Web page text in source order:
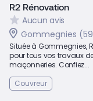
R2 Rénovation
Aucun avis
Gommegnies
Située à Gommegnies,
pour tous vos travaux
maçonneries. Confiez...
Couvreur